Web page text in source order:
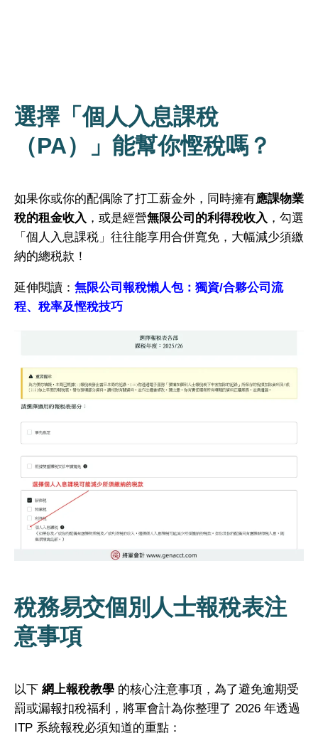
選擇「個人入息課稅
（PA）」能幫你慳稅嗎？
如果你或你的配偶除了打工薪金外，同時擁有應課物業
稅的租金收入 ，或是經營無限公司的利得稅收入 ，勾選
「個人入息課税」往往能享用合併寬免，大幅減少須繳
納的總税款！
延伸閱讀： 無限公司報稅懶人包：獨資/合夥公司流
程、稅率及慳稅技巧
稅務易交個別人士報稅表注
意事項
以下 網上報稅教學 的核心注意事項，為了避免逾期受
罰或漏報扣稅福利，將軍會計為你整理了 2026 年透過
ITP 系統報稅必須知道的重點：